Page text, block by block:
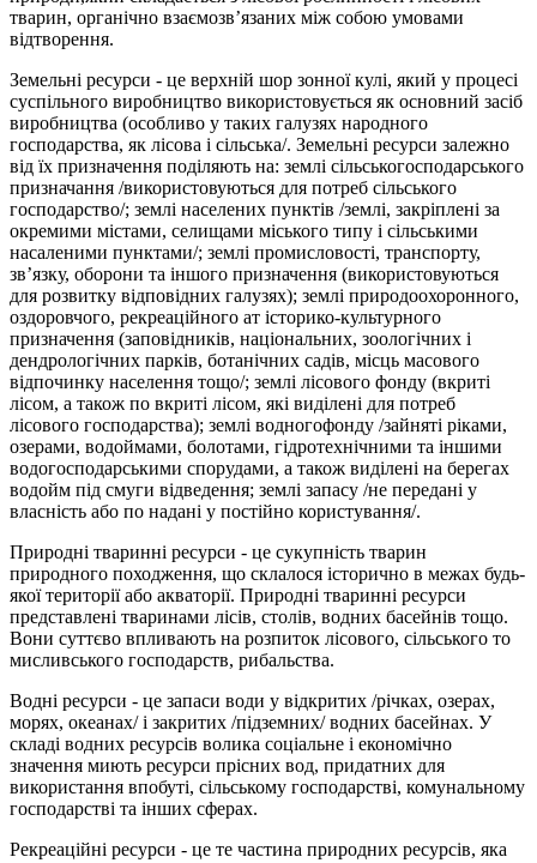
тварин, органічно взаємозв’язаних між собою умовами
відтворення.
Земельні ресурси - це верхній шор зонної кулі, який у процесі
суспільного виробництво використовується як основний засіб
виробництва (особливо у таких галузях народного
господарства, як лісова і сільська/. Земельні ресурси залежно
від їх призначення поділяють на: землі сільськогосподарського
призначання /використовуються для потреб сільського
господарство/; землі населених пунктів /землі, закріплені за
окремими містами, селищами міського типу і сільськими
насаленими пунктами/; землі промисловості, транспорту,
зв’язку, оборони та іншого призначення (використовуються
для розвитку відповідних галузях); землі природоохоронного,
оздоровчого, рекреаційного ат історико-культурного
призначення (заповідників, національних, зоологічних і
дендрологічних парків, ботанічних садів, місць масового
відпочинку населення тощо/; землі лісового фонду (вкриті
лісом, а також по вкриті лісом, які виділені для потреб
лісового господарства); землі водногофонду /зайняті ріками,
озерами, водоймами, болотами, гідротехнічними та іншими
водогосподарськими спорудами, а також виділені на бе­регах
водойм під смуги відведення; землі запасу /не передані у
власність або по надані у постійно користування/.
Природні тваринні ресурси - це сукупність тварин
природного походження, що склалося історично в межах будь-
якої території або акваторії. Природні тваринні ресурси
представлені тваринами лісів, столів, водних басейнів тощо.
Вони суттєво впливають на розпиток лісового, сільського то
мисливського господарств, рибальства.
Водні ресурси - це запаси води у відкритих /річках, озерах,
морях, океанах/ і закритих /підземних/ водних басейнах. У
складі водних ресурсів волика соціальне і економічно
значення миють ресурси прісних вод, придатних для
використання впобуті, сільському господарстві, комунальному
господарстві та інших сферах.
Рекреаційні ресурси - це те частина природних ресурсів, яка